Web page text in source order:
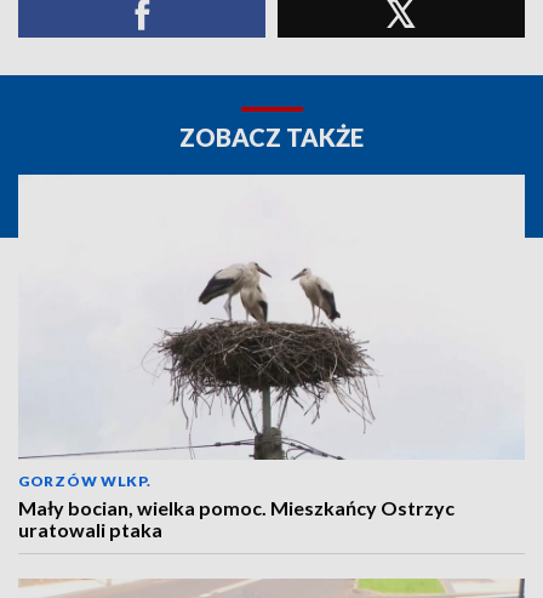
ZOBACZ TAKŻE
GORZÓW WLKP.
Mały bocian, wielka pomoc. Mieszkańcy Ostrzyc
uratowali ptaka